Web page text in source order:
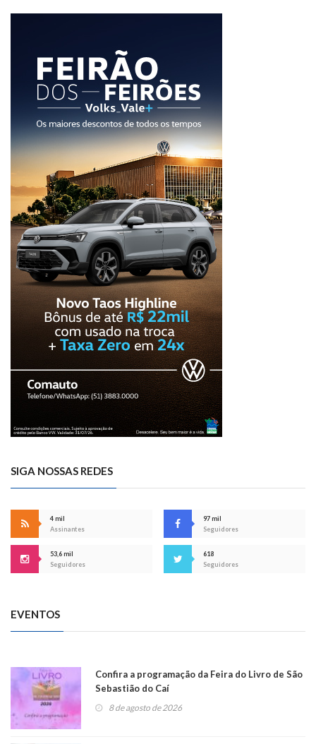
SIGA NOSSAS REDES
4 mil
Assinantes
97 mil
Seguidores
53,6 mil
Seguidores
618
Seguidores
EVENTOS
Confira a programação da Feira do Livro de São
Sebastião do Caí
8 de agosto de 2026